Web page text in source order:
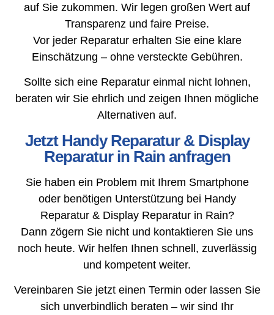
auf Sie zukommen. Wir legen großen Wert auf
Transparenz und faire Preise.
Vor jeder Reparatur erhalten Sie eine klare
Einschätzung – ohne versteckte Gebühren.
Sollte sich eine Reparatur einmal nicht lohnen,
beraten wir Sie ehrlich und zeigen Ihnen mögliche
Alternativen auf.
Jetzt Handy Reparatur & Display
Reparatur in Rain anfragen
Sie haben ein Problem mit Ihrem Smartphone
oder benötigen Unterstützung bei Handy
Reparatur & Display Reparatur in Rain?
Dann zögern Sie nicht und kontaktieren Sie uns
noch heute. Wir helfen Ihnen schnell, zuverlässig
und kompetent weiter.
Vereinbaren Sie jetzt einen Termin oder lassen Sie
sich unverbindlich beraten – wir sind Ihr